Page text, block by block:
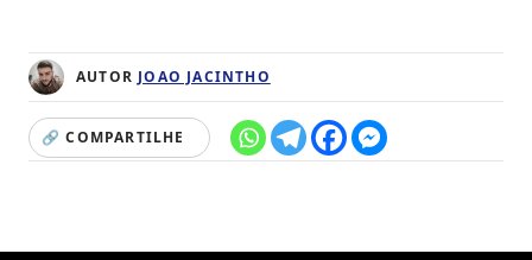
AUTOR JOAO JACINTHO
🔗 COMPARTILHE